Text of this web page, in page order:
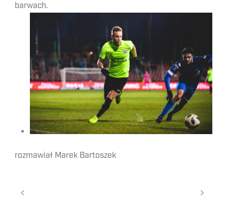
barwach.
rozmawiał Marek Bartoszek